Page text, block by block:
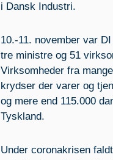
i Dansk Industri.
10.-11. november var
tre ministre og 51
Virksomheder fra
krydser der varer og
og mere end 115.000
Tyskland.
Under coronakrisen